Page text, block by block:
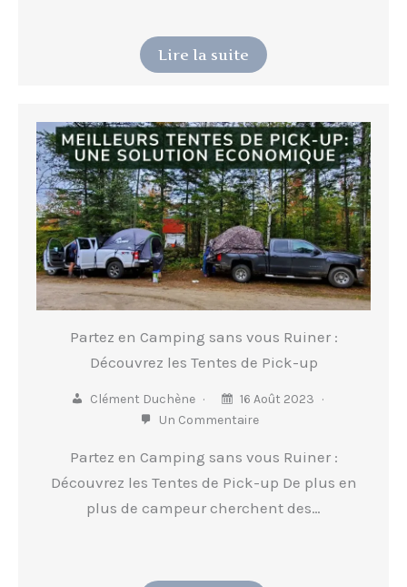
Lire la suite
Partez en Camping sans vous Ruiner :
Découvrez les Tentes de Pick-up
Clément Duchène
16 Août 2023
Un Commentaire
Partez en Camping sans vous Ruiner :
Découvrez les Tentes de Pick-up De plus en
plus de campeur cherchent des…